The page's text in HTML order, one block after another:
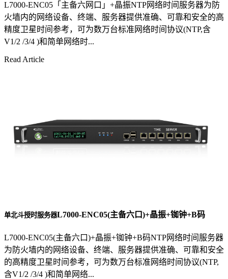
L7000-ENC05「主备六网口」+晶振NTP网络时间服务器为防
火墙内的网络设备、终端、服务器提供准确、可靠和安全的高
精度卫星时间参考，可为数万台标准网络时间协议(NTP,含
V1/2 /3/4 )和简单网络时...
Read Article
单北斗授时服务器L7000-ENC05(主备六口)+晶振+铷钟+B码
L7000-ENC05(主备六口)+晶振+铷钟+B码NTP网络时间服务器
为防火墙内的网络设备、终端、服务器提供准确、可靠和安全
的高精度卫星时间参考，可为数万台标准网络时间协议(NTP,
含V1/2 /3/4 )和简单网络...